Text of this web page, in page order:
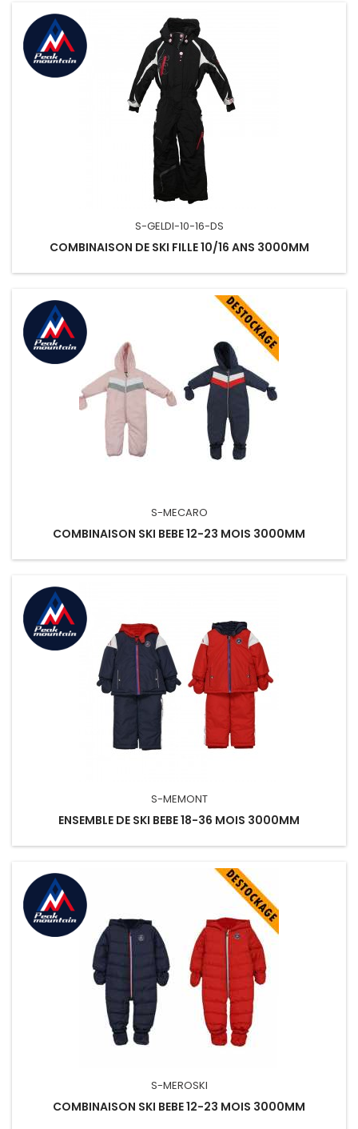
S-GELDI-10-16-DS
COMBINAISON DE SKI FILLE 10/16 ANS 3000MM
S-MECARO
COMBINAISON SKI BEBE 12-23 MOIS 3000MM
S-MEMONT
ENSEMBLE DE SKI BEBE 18-36 MOIS 3000MM
S-MEROSKI
COMBINAISON SKI BEBE 12-23 MOIS 3000MM